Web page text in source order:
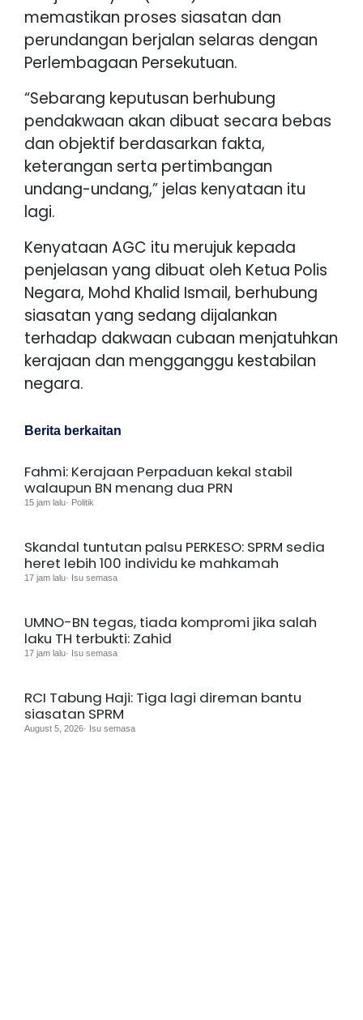
memastikan proses siasatan dan
perundangan berjalan selaras dengan
Perlembagaan Persekutuan.
“Sebarang keputusan berhubung
pendakwaan akan dibuat secara bebas
dan objektif berdasarkan fakta,
keterangan serta pertimbangan
undang-undang,” jelas kenyataan itu
lagi.
Kenyataan AGC itu merujuk kepada
penjelasan yang dibuat oleh Ketua Polis
Negara, Mohd Khalid Ismail, berhubung
siasatan yang sedang dijalankan
terhadap dakwaan cubaan menjatuhkan
kerajaan dan mengganggu kestabilan
negara.
Berita berkaitan
Fahmi: Kerajaan Perpaduan kekal stabil
walaupun BN menang dua PRN
15 jam lalu· Politik
Skandal tuntutan palsu PERKESO: SPRM sedia
heret lebih 100 individu ke mahkamah
17 jam lalu· Isu semasa
UMNO-BN tegas, tiada kompromi jika salah
laku TH terbukti: Zahid
17 jam lalu· Isu semasa
RCI Tabung Haji: Tiga lagi direman bantu
siasatan SPRM
August 5, 2026· Isu semasa